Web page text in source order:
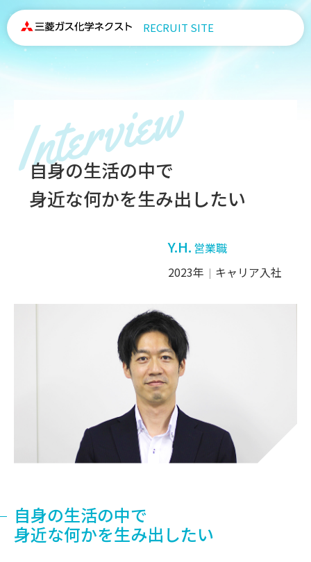
RECRUIT SITE
Interview
自身の生活の中で
身近な何かを生み出したい
Y.H. 営業職
2023年
キャリア入社
自身の生活の中で
身近な何かを生み出したい